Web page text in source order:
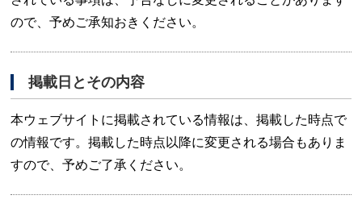
ので、予めご承知おきください。
掲載日とその内容
本ウェブサイトに掲載されている情報は、掲載した時点で
の情報です。掲載した時点以降に変更される場合もありま
すので、予めご了承ください。